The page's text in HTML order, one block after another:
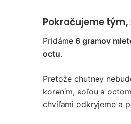
Pokračujeme tým,
Pridáme 6 gramov
octu.
Pretože chutney
korením, soľou a
chvíľami odkryjeme a